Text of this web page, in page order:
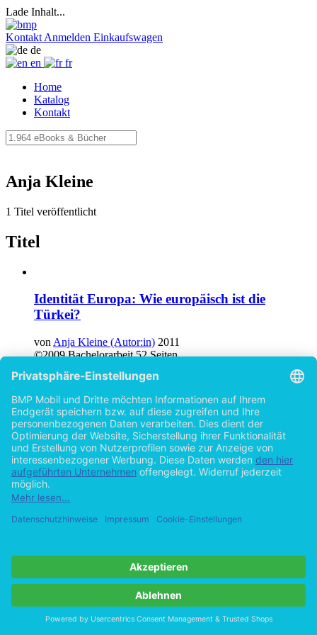
Lade Inhalt...
Kontakt Anmelden Einkaufswagen
de
en
fr
Home
Katalog
Kontakt
Anja Kleine
1 Titel veröffentlicht
Titel
Identität Europa: Wie europäisch ist die
Türkei?
von Anja Kleine (Autor:in) 2011
©2009 Bachelorarbeit 52 Seiten
Hilfe/FAQ
Datenschutz
AGB
Vertrag widerrufen
Zur Desktop-Version
Copyright ©Imprint in der Bedey & Thoms Media GmbH powered
byOpen Publishing
Cookie-Einstellungen